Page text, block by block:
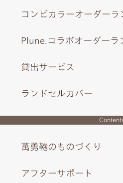
さりげなくあしらわれた騎士の
えるユリの紋章。
コンビカラーオーダーラ
Plune.コラボオーダーラ
貸出サービス
ランドセルカバー
萬勇鞄のものづくり
アフターサポート